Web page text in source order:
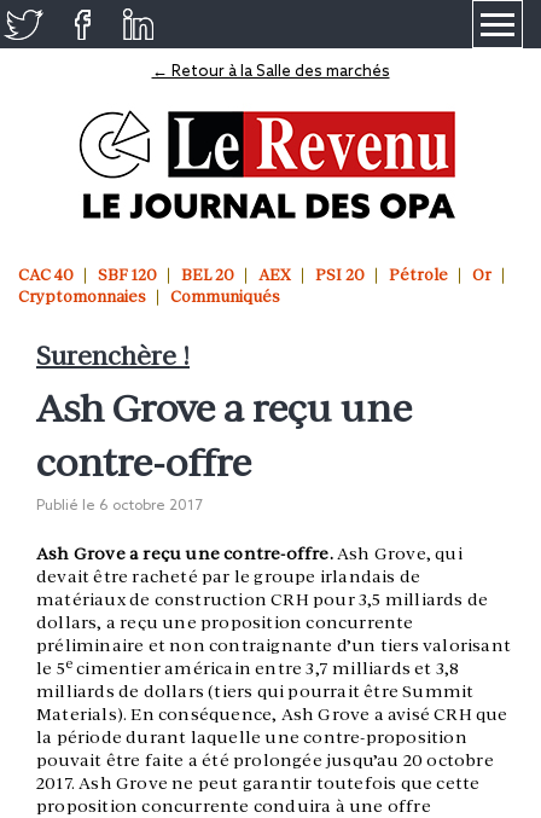
← Retour à la Salle des marchés
CAC 40 SBF 120 BEL 20 AEX PSI 20 Pétrole
Or
Cryptomonnaies
Communiqués
Surenchère !
Ash Grove a reçu une
contre-offre
Publié le 6 octobre 2017
Ash Grove a reçu une contre-offre. Ash Grove, qui
devait être racheté par le groupe irlandais de
matériaux de construction CRH pour 3,5 milliards de
dollars, a reçu une proposition concurrente
préliminaire et non contraignante d’un tiers valorisant
le 5e cimentier américain entre 3,7 milliards et 3,8
milliards de dollars (tiers qui pourrait être Summit
Materials). En conséquence, Ash Grove a avisé CRH que
la période durant laquelle une contre-proposition
pouvait être faite a été prolongée jusqu’au 20 octobre
2017. Ash Grove ne peut garantir toutefois que cette
proposition concurrente conduira à une offre